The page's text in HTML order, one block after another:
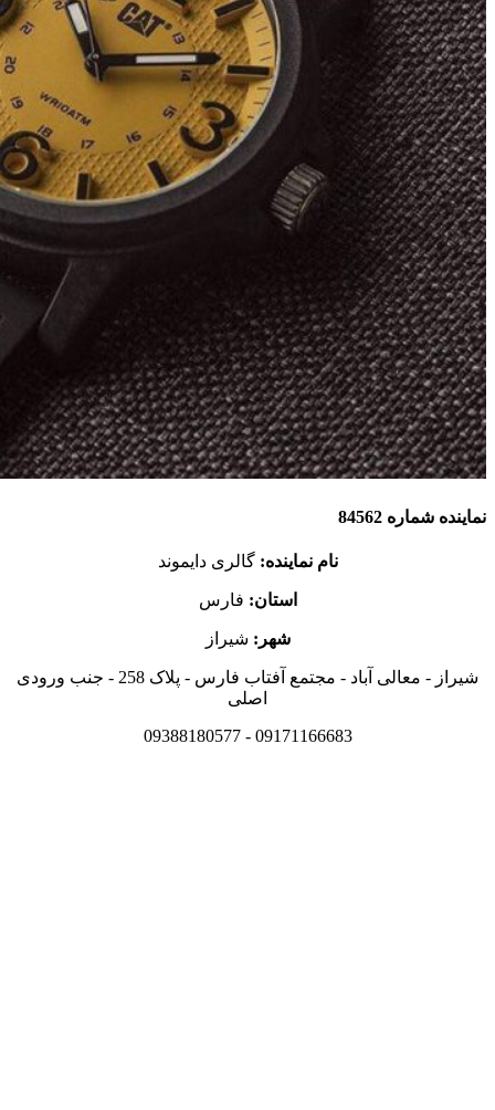
نماینده شماره 84562
نام نماینده: گالری دایموند
استان: فارس
شهر: شیراز
شیراز - معالی آباد - مجتمع آفتاب فارس - پلاک 258 - جنب ورودی
اصلی
09171166683 - 09388180577